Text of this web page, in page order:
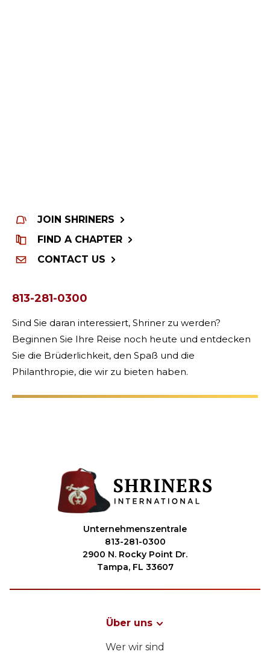
JOIN SHRINERS
FIND A CHAPTER
CONTACT US
813-281-0300
Sind Sie daran interessiert, Shriner zu werden?
Beginnen Sie Ihre Reise noch heute und entdecken
Sie die Brüderlichkeit, den Spaß und die
Philanthropie, die wir zu bieten haben.
Unternehmenszentrale
813-281-0300
2900 N. Rocky Point Dr.
Tampa, FL 33607
Über uns
Wer wir sind